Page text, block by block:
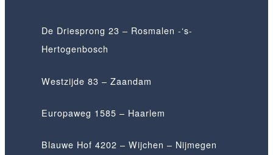
De Driesprong 23 – Rosmalen -‘s-
Hertogenbosch
Westzijde 83 – Zaandam
Europaweg 1585 – Haarlem
Blauwe Hof 4202 – Wijchen – Nijmegen